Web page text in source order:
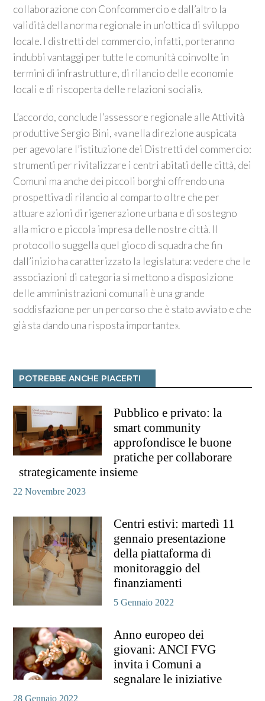
collaborazione con Confcommercio e dall’altro la
validità della norma regionale in un’ottica di sviluppo
locale. I distretti del commercio, infatti, porteranno
indubbi vantaggi per tutte le comunità coinvolte in
termini di infrastrutture, di rilancio delle economie
locali e di riscoperta delle relazioni sociali».
L’accordo, conclude l’assessore regionale alle Attività
produttive Sergio Bini, «va nella direzione auspicata
per agevolare l’istituzione dei Distretti del commercio:
strumenti per rivitalizzare i centri abitati delle città, dei
Comuni ma anche dei piccoli borghi offrendo una
prospettiva di rilancio al comparto oltre che per
attuare azioni di rigenerazione urbana e di sostegno
alla micro e piccola impresa delle nostre città. Il
protocollo suggella quel gioco di squadra che fin
dall’inizio ha caratterizzato la legislatura: vedere che le
associazioni di categoria si mettono a disposizione
delle amministrazioni comunali è una grande
soddisfazione per un percorso che è stato avviato e che
già sta dando una risposta importante».
POTREBBE ANCHE PIACERTI
Pubblico e privato: la
smart community
approfondisce le buone
pratiche per collaborare
strategicamente insieme
22 Novembre 2023
Centri estivi: martedì 11
gennaio presentazione
della piattaforma di
monitoraggio del
finanziamenti
5 Gennaio 2022
Anno europeo dei
giovani: ANCI FVG
invita i Comuni a
segnalare le iniziative
28 Gennaio 2022